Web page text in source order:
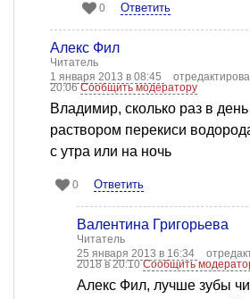
0 Ответить
Алекс Фил
Читатель
1 января 2013 в 08:45
20:06Сообщить модератору
Владимир, сколько раз в
раствором перекиси
с утра или на ночь
0 Ответить
Валентина Григорьева
Читатель
25 января 2013 в 16:34
2018 в 20:10Сообщить
Алекс Фил, лучше зубы